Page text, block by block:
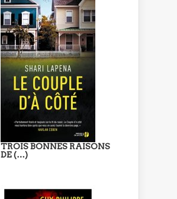
TROIS BONNES RAISONS
DE (…)